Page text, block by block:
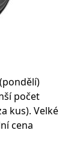
počet
kus). Velké
cena